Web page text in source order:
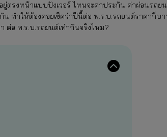
ตรงหน้าแบบปังเวอร์ ไหนจะค่าประกัน ค่าผ่อนรถย
ทำให้ต้องคอยเช็คว่าปีนี้ต่อ พ.ร.บ.รถยนต์ราคากี่บา
ต่อ พ.ร.บ.รถยนต์เท่ากันจริงไหม?